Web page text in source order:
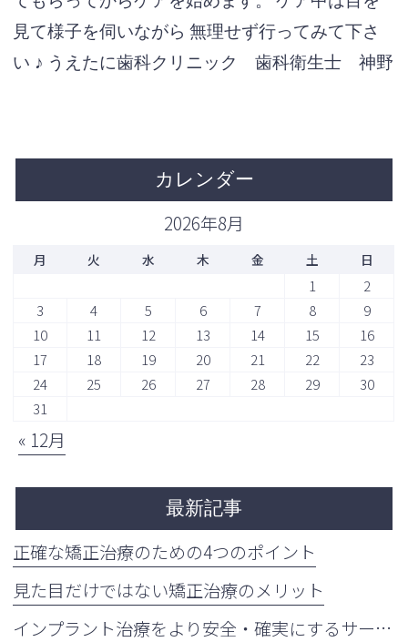
見て様子を伺いながら 無理せず行ってみて下さ
い ♪ うえたに歯科クリニック 歯科衛生士 神野
カレンダー
2026年8月
月 火 水 木 金 土 日
1
2
3
4 5 6 7 8
9
10
11 12 13 14 15
16
17
18 19 20 21 22
23
24
25 26 27 28 29
30
31
« 12月
最新記事
正確な矯正治療のための4つのポイント
見た目だけではない矯正治療のメリット
インプラント治療をより安全・確実にするサージカルガイドの重要性